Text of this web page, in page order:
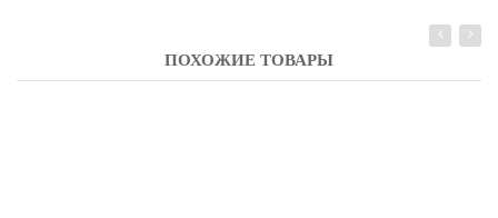
ПОХОЖИЕ ТОВАРЫ